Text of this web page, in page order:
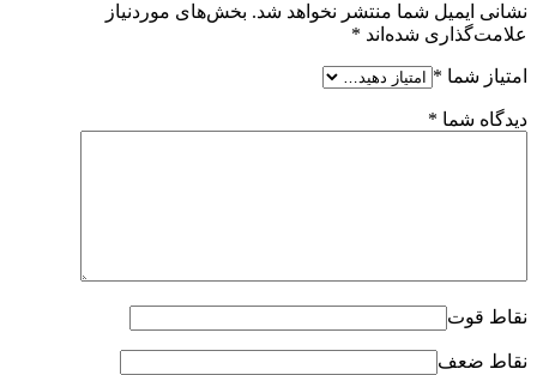
نشانی ایمیل شما منتشر نخواهد شد. بخش‌های موردنیاز
علامت‌گذاری شده‌اند *
امتیاز شما *
دیدگاه شما *
نقاط قوت
نقاط ضعف